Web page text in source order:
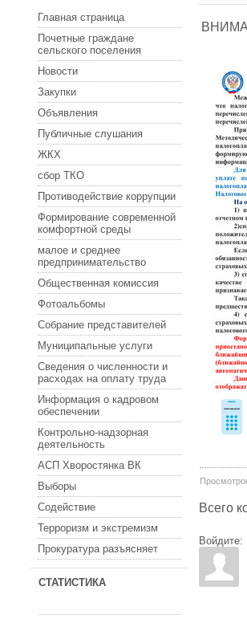
Главная страница
Почетные граждане
сельского поселения
Новости
Закупки
Объявления
Публичные слушания
ЖКХ
сбор ТКО
Противодействие коррупции
Формирование современной
комфортной среды
малое и среднее
предпринимательство
Общественная комиссия
Фотоальбомы
Собрание представителей
Муниципальные услуги
Сведения о численности и
расходах на оплату труда
Информация о кадровом
обеспечении
Контрольно-надзорная
деятельность
АСП Хворостянка ВК
Выборы
Содействие
Терроризм и экстремизм
Прокуратура разъясняет
СТАТИСТИКА
Всего
Войдите: